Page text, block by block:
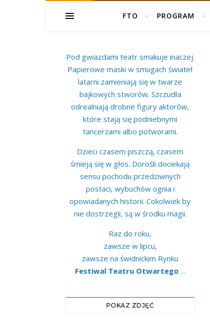
FTO PROGRAM
Pod gwiazdami teatr smakuje inaczej.
Papierowe maski w smugach świateł
latarni zamieniają się w twarze
bajkowych stworów. Szczudła
odrealniają drobne figury aktorów,
które stają się podniebnymi
tancerzami albo potworami.
Dzieci czasem piszczą, czasem
śmieją się w głos. Dorośli dociekają
sensu pochodu przedziwnych
postaci, wybuchów ognia i
opowiadanych historii. Cokolwiek by
nie dostrzegli, są w środku magii.
Raz do roku,
zawsze w lipcu,
zawsze na świdnickim Rynku
Festiwal Teatru Otwartego ...
POKAZ ZDJĘĆ